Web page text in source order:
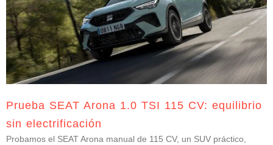
Prueba SEAT Arona 1.0 TSI 115 CV: equilibrio
sin electrificación
Probamos el SEAT Arona manual de 115 CV, un SUV práctico,